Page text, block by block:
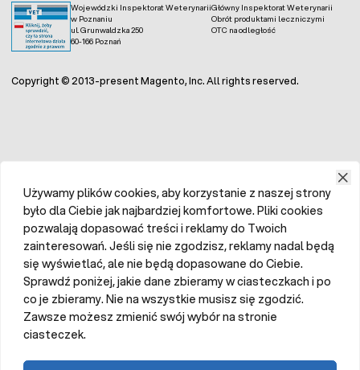
Wojewódzki Inspektorat Weterynarii
w Poznaniu
ul. Grunwaldzka 250
60-166 Poznań
Główny Inspektorat Weterynarii
Obrót produktami leczniczymi
OTC na odległość
Copyright © 2013-present Magento, Inc. All rights reserved.
Używamy plików cookies, aby korzystanie z naszej strony
było dla Ciebie jak najbardziej komfortowe. Pliki cookies
pozwalają dopasować treści i reklamy do Twoich
zainteresowań. Jeśli się nie zgodzisz, reklamy nadal będą
się wyświetlać, ale nie będą dopasowane do Ciebie.
Sprawdź poniżej, jakie dane zbieramy w ciasteczkach i po
co je zbieramy. Nie na wszystkie musisz się zgodzić.
Zawsze możesz zmienić swój wybór na stronie
ciasteczek.